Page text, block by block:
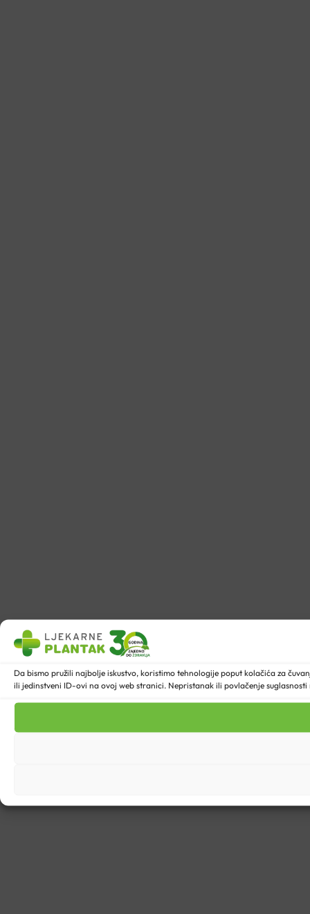
Da bismo pružili najbolje iskustvo, koristimo tehnologije poput kolačića za
ili jedinstveni ID-ovi na ovoj web stranici. Nepristanak ili povlačenje